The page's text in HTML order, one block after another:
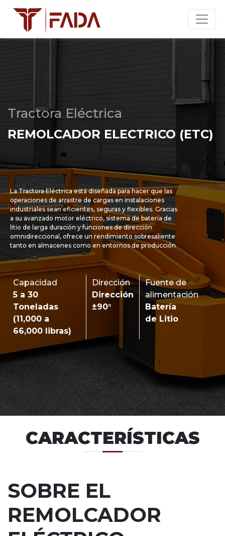
Tractora Eléctrica
REMOLCADOR ELECTRICO (ETC)
La Tractora Eléctrica está diseñada para hacer que las
operaciones de arrastre de cargas en instalaciones
industriales sean eficientes, seguras y flexibles. Gracias
a su avanzado motor eléctrico, sistema de batería de
litio de larga duración y funciones de dirección
omnidireccional, ofrece un rendimiento sobresaliente
tanto en almacenes como en entornos de producción
Capacidad
5 a 30
Toneladas
(11,000 a
66,000 libras)
Dirección
Dirección
±90°
Fuente de
alimentación
Batería
de Litio
CARACTERÍSTICAS
SOBRE EL
REMOLCADOR